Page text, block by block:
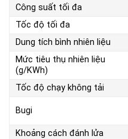
Công suất tối đa
Tốc độ tối đa
Dung tích bình nhiên liệu
Mức tiêu thụ nhiên liệu
(g/KWh)
Tốc độ chạy không tải
Bugi
Khoảng cách đánh lửa